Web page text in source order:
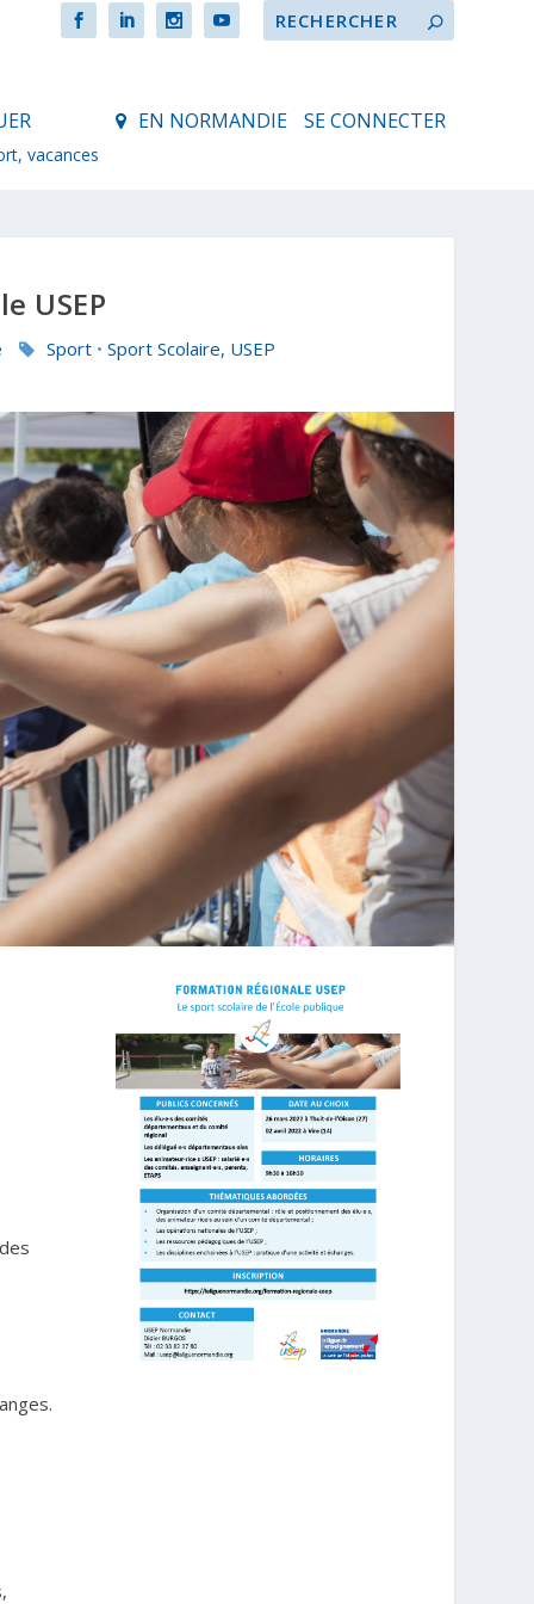
vacances
EN NORMANDIE SE CONNECTER
USEP
Sport •Sport Scolaire, USEP